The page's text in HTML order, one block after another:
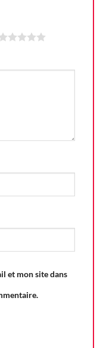
et mon site dans